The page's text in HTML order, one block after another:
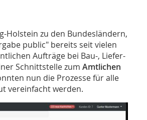
Holstein zu den Bundesländern,
public" bereits seit vielen
Aufträge bei Bau-, Liefer-
Schnittstelle zum Amtlichen
nun die Prozesse für alle
vereinfacht werden.